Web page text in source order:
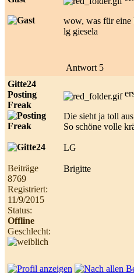
wow, was für eine
lg giesela
Antwort 5
Gitte24
Posting
Freak
Beiträge
8769
Registriert:
11/9/2015
Status:
Offline
Geschlecht:
Die sieht ja toll
So schöne volle
LG
Brigitte